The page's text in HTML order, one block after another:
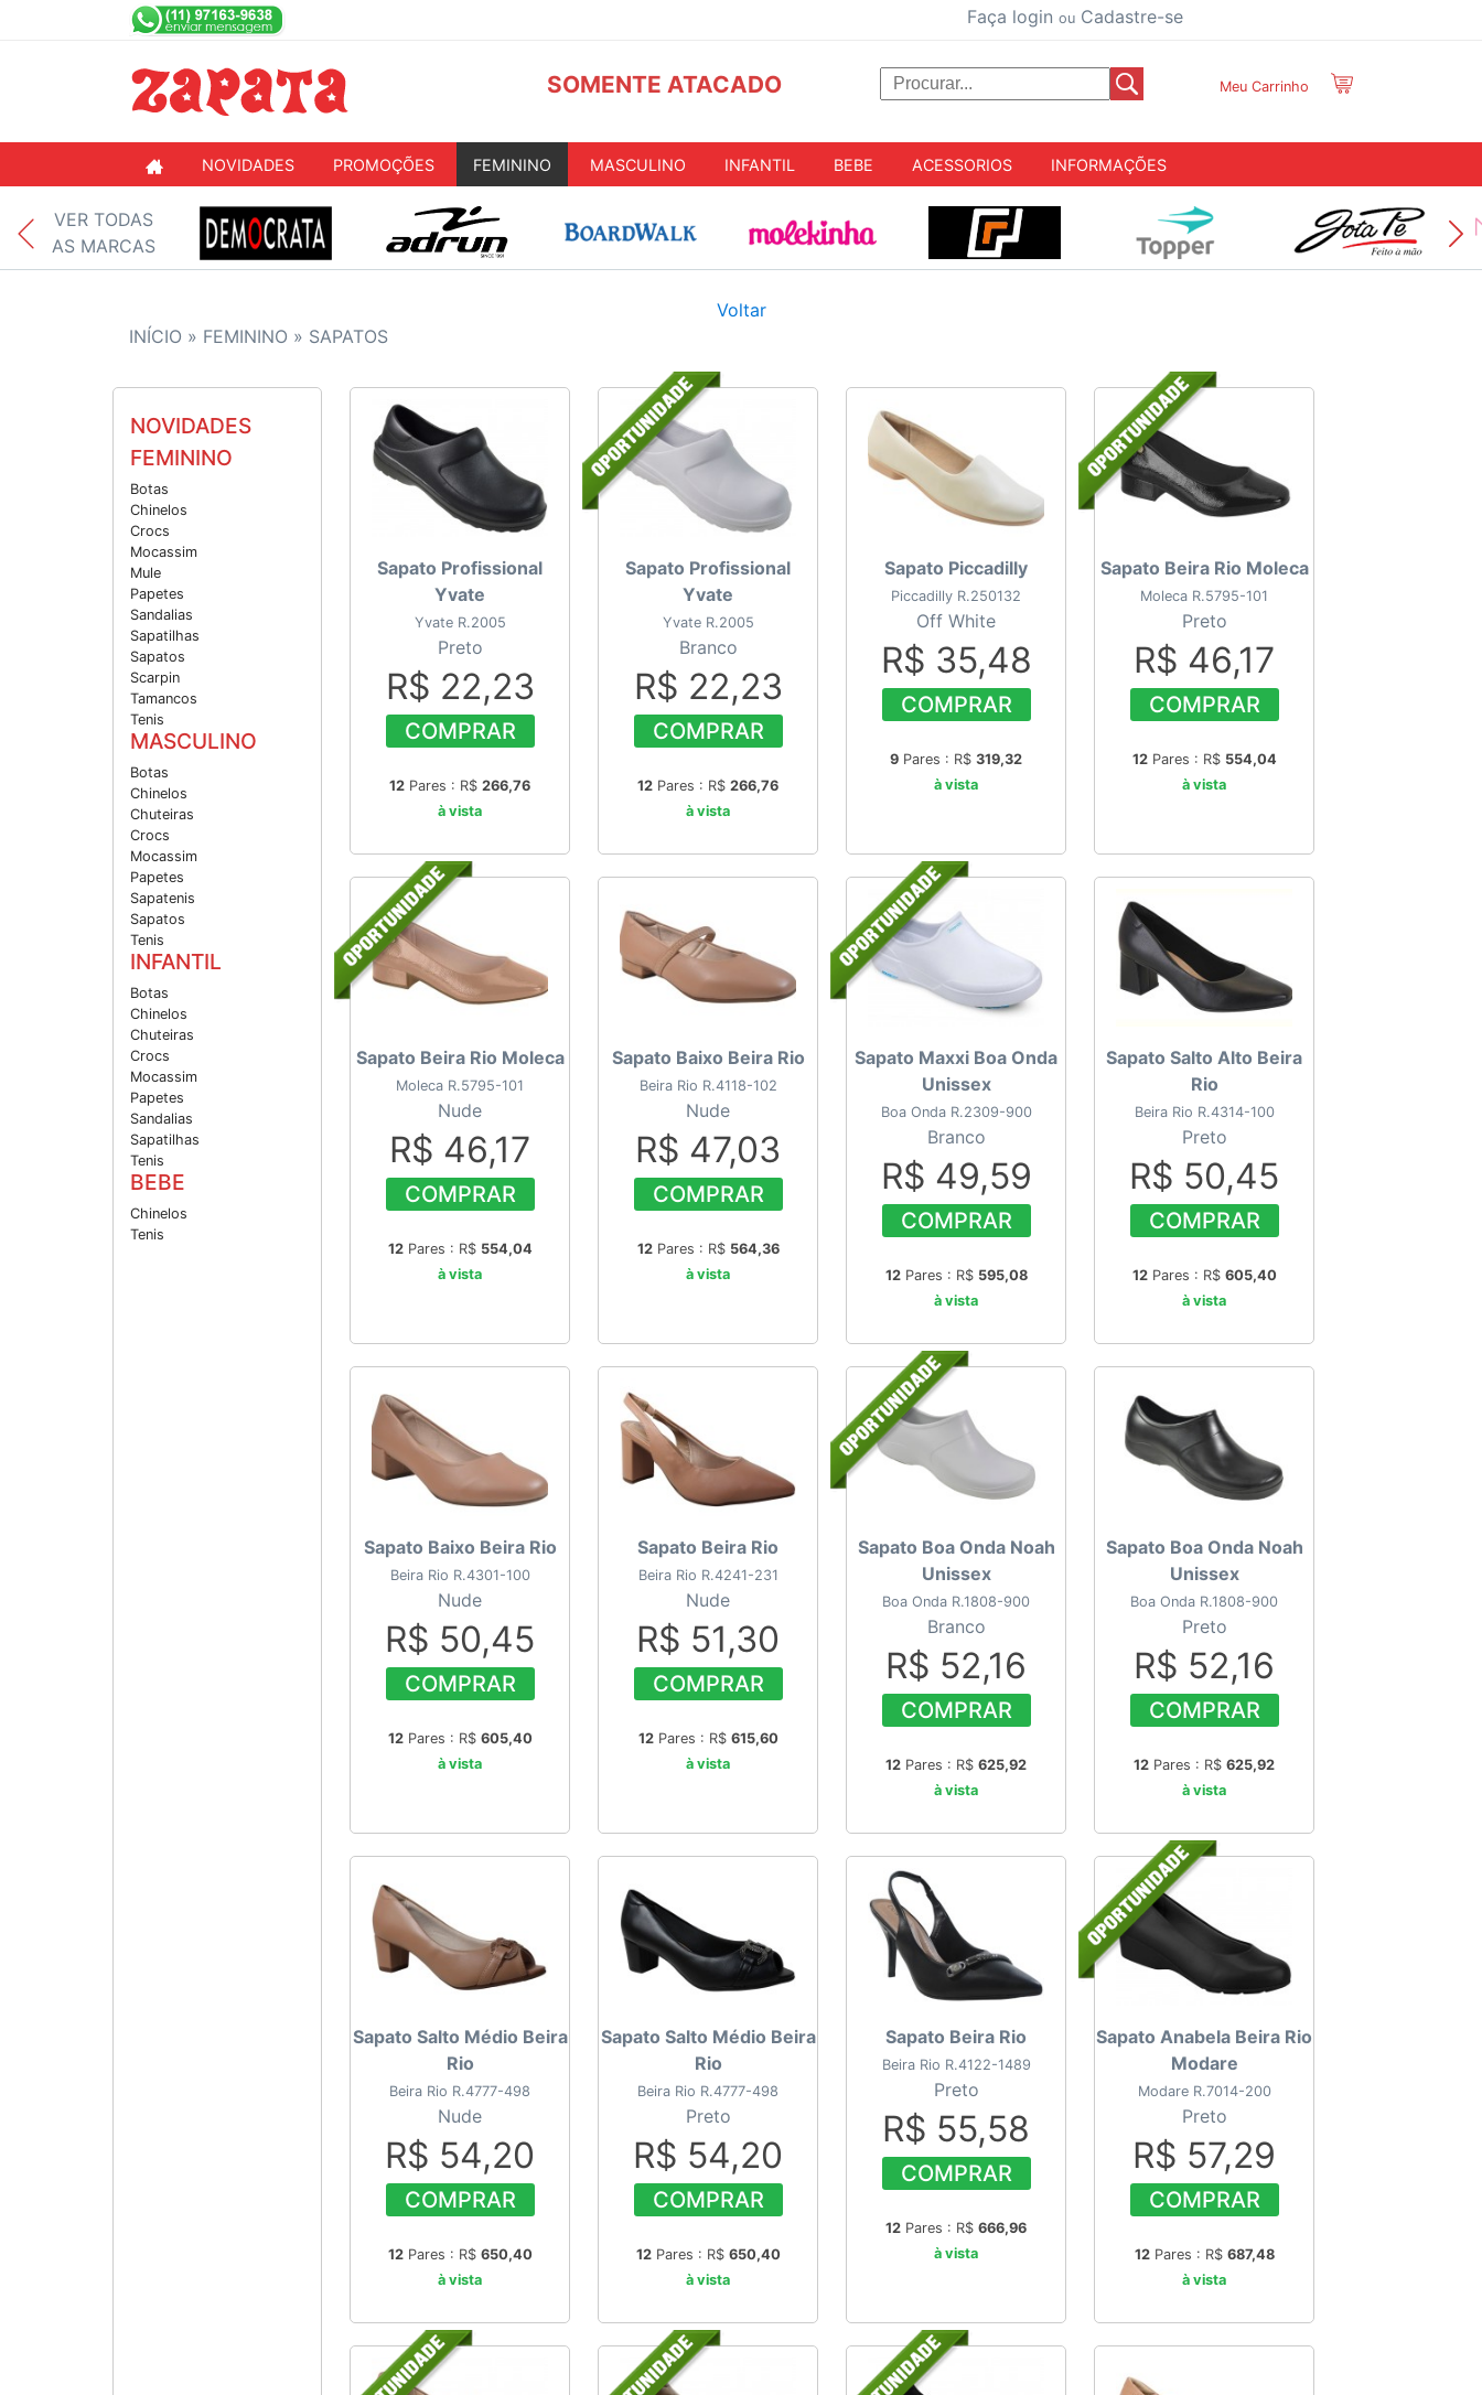
Faça login ou Cadastre-se
SOMENTE ATACADO Meu Carrinho
NOVIDADES PROMOÇÕES FEMININO MASCULINO INFANTIL BEBE ACESSORIOS INFORMAÇÕES
VER TODAS
AS MARCAS
Voltar
INÍCIO » FEMININO » SAPATOS
NOVIDADES
FEMININO
Botas
Chinelos
Crocs
Mocassim
Mule
Papetes
Sandalias
Sapatilhas
Sapatos
Scarpin
Tamancos
Tenis
MASCULINO
Botas
Chinelos
Chuteiras
Crocs
Mocassim
Papetes
Sapatenis
Sapatos
Tenis
INFANTIL
Botas
Chinelos
Chuteiras
Crocs
Mocassim
Papetes
Sandalias
Sapatilhas
Tenis
BEBE
Chinelos
Tenis
Sapato Profissional
Yvate
Yvate R.2005
Preto
R$ 22,23
COMPRAR
12 Pares : R$ 266,76
à vista
Sapato Profissional
Yvate
Yvate R.2005
Branco
R$ 22,23
COMPRAR
12 Pares : R$ 266,76
à vista
Sapato Piccadilly
Piccadilly R.250132
Off White
R$ 35,48
COMPRAR
9 Pares : R$ 319,32
à vista
Sapato Beira Rio Moleca
Moleca R.5795-101
Preto
R$ 46,17
COMPRAR
12Pares : R$ 554,04
à vista
Sapato Beira Rio Moleca
Moleca R.5795-101
Nude
R$ 46,17
COMPRAR
12Pares : R$ 554,04
à vista
Sapato Baixo Beira Rio
Beira Rio R.4118-102
Nude
R$ 47,03
COMPRAR
12Pares : R$ 564,36
à vista
Sapato Maxxi Boa Onda
Unissex
Boa Onda R.2309-900
Branco
R$ 49,59
COMPRAR
12Pares : R$ 595,08
à vista
Sapato Salto Alto Beira
Rio
Beira Rio R.4314-100
Preto
R$ 50,45
COMPRAR
12Pares : R$ 605,40
à vista
Sapato Baixo Beira Rio
Beira Rio R.4301-100
Nude
R$ 50,45
COMPRAR
12Pares : R$ 605,40
à vista
Sapato Beira Rio
Beira Rio R.4241-231
Nude
R$ 51,30
COMPRAR
12Pares : R$ 615,60
à vista
Sapato Boa Onda Noah
Unissex
Boa Onda R.1808-900
Branco
R$ 52,16
COMPRAR
12 Pares : R$ 625,92
à vista
Sapato Boa Onda Noah
Unissex
Boa Onda R.1808-900
Preto
R$ 52,16
COMPRAR
12 Pares : R$ 625,92
à vista
Sapato Salto Médio Beira
Rio
Beira Rio R.4777-498
Nude
R$ 54,20
COMPRAR
12Pares : R$ 650,40
à vista
Sapato Salto Médio Beira
Rio
Beira Rio R.4777-498
Preto
R$ 54,20
COMPRAR
12Pares : R$ 650,40
à vista
Sapato Beira Rio
Beira Rio R.4122-1489
Preto
R$ 55,58
COMPRAR
12 Pares : R$ 666,96
à vista
Sapato Anabela Beira Rio
Modare
Modare R.7014-200
Preto
R$ 57,29
COMPRAR
12Pares : R$ 687,48
à vista